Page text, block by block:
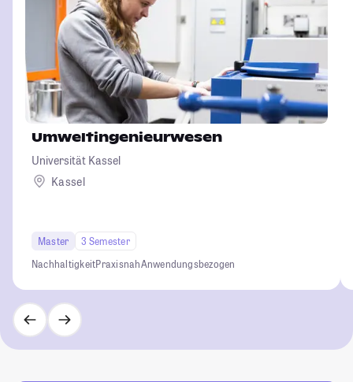
Umweltingenieurwesen
Universität Kassel
Kassel
Master
3 Semester
NachhaltigkeitPraxisnahAnwendungsbezogen